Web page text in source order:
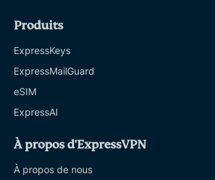
Produits
ExpressKeys
ExpressMailGuard
eSIM
ExpressAI
À propos d'ExpressVPN
À propos de nous